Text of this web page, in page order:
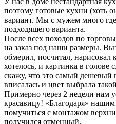
поэтому готовые кухни (хоть
вариант. Мы с мужем много
подходящего варианта.
После всех походов по
на заказ под наши размеры.
обмерил, посчитал,
хотелось, и картинка в голове
скажу, что это самый дешевый
вписалась и цвет выбрала
Примерно через 2 недели нам
красавицу! «Благодаря»
помучиться с монтажом
получился отменный.